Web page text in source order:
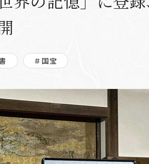
＃国宝